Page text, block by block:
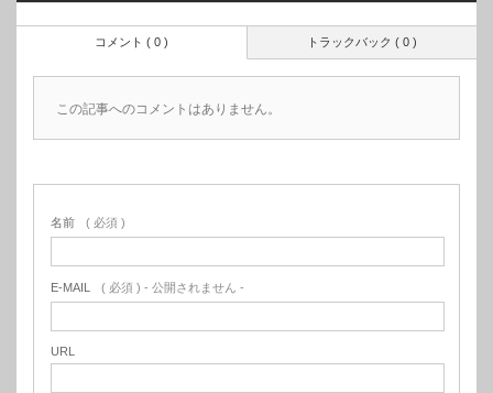
トラックバック ( 0 )
コメント ( 0 )
この記事へのコメントはありません。
名前 ( 必須 )
E-MAIL ( 必須 ) - 公開されません -
URL